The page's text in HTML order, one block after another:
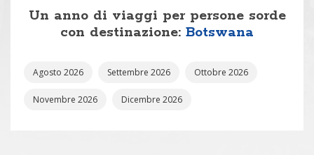
Un anno di viaggi per persone sorde
con destinazione: Botswana
Agosto 2026 Settembre 2026 Ottobre 2026
Novembre 2026 Dicembre 2026